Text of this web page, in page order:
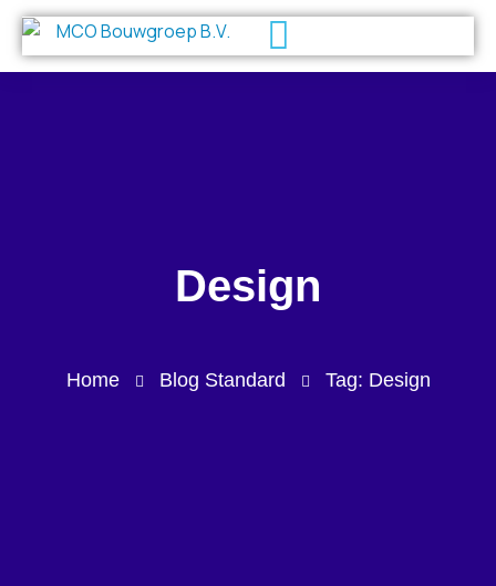
Design
Home Blog Standard Tag: Design